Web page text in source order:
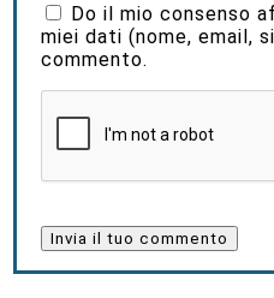
Do il mio consenso
miei dati (nome, email,
commento.